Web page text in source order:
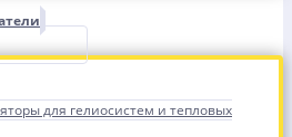
для гелиосистем и тепловых